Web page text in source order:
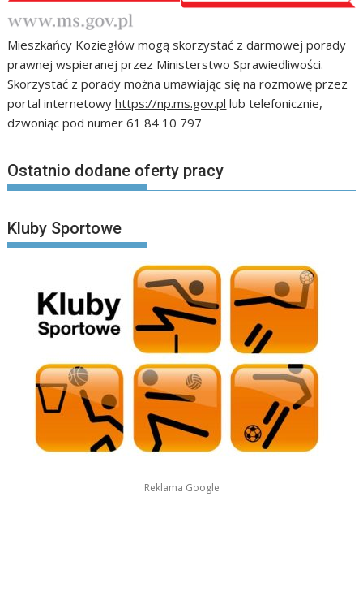
Mieszkańcy Koziegłów mogą skorzystać z darmowej porady
prawnej wspieranej przez Ministerstwo Sprawiedliwości.
Skorzystać z porady można umawiając się na rozmowę przez
portal internetowyhttps://np.ms.gov.pl lub telefonicznie,
dzwoniąc pod numer 61 84 10 797
Ostatnio dodane oferty pracy
Kluby Sportowe
Reklama Google